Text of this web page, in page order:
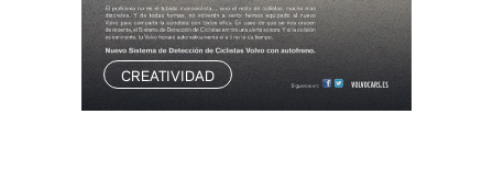
CREATIVIDAD